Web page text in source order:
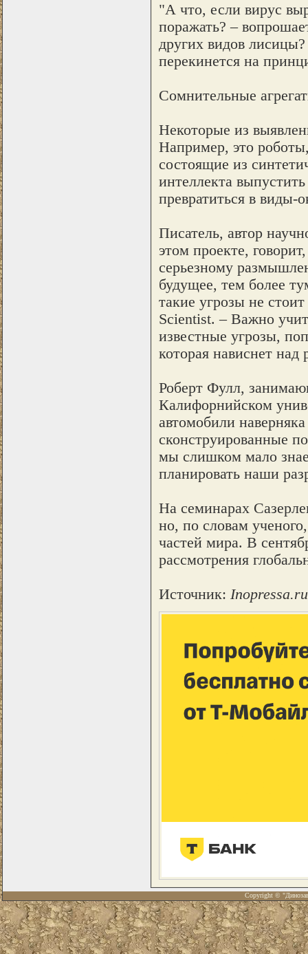
"А что, если вирус
поражать? –
других видов
перекинется на
Сомнительные
Некоторые из
Например, это
состоящие из
интеллекта
превратиться в виды-
Писатель, автор
этом проекте,
серьезному
будущее, тем более
такие угрозы не
Scientist. – Важно
известные угрозы,
которая нависнет над
Роберт Фулл,
Калифорнийском
автомобили
сконструированные
мы слишком мало
планировать наши
На семинарах
но, по словам
частей мира. В
рассмотрения
Источник: Inopressa.ru
Copyright ©